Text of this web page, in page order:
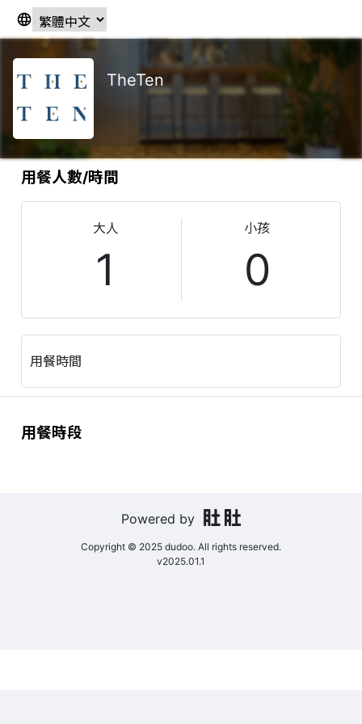
TheTen
用餐人數/時間
大人
1
小孩
0
用餐時間
用餐時段
Powered by
Copyright © 2025 dudoo. All rights reserved.
v2025.01.1